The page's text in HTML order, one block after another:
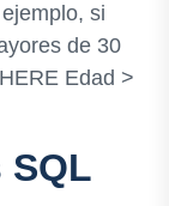
si
de 30
Edad >